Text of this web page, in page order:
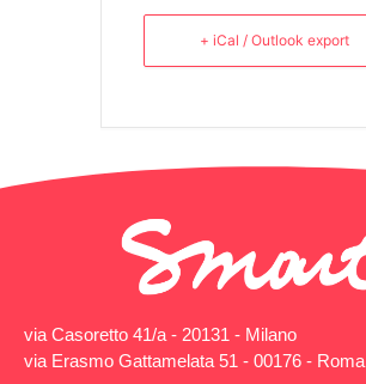
+ iCal / Outlook export
via Casoretto 41/a - 20131 - Milano
via Erasmo Gattamelata 51 - 00176 - Roma